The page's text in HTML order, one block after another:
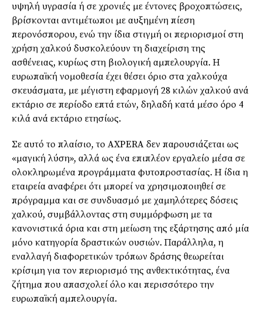
υψηλή υγρασία ή σε χρονιές με έντονες βροχοπτώσεις,
βρίσκονται αντιμέτωποι με αυξημένη πίεση
περονόσπορου, ενώ την ίδια στιγμή οι περιορισμοί στη
χρήση χαλκού δυσκολεύουν τη διαχείριση της
ασθένειας, κυρίως στη βιολογική αμπελουργία. Η
ευρωπαϊκή νομοθεσία έχει θέσει όριο στα χαλκούχα
σκευάσματα, με μέγιστη εφαρμογή 28 κιλών χαλκού ανά
εκτάριο σε περίοδο επτά ετών, δηλαδή κατά μέσο όρο 4
κιλά ανά εκτάριο ετησίως.
Σε αυτό το πλαίσιο, το AXPERA δεν παρουσιάζεται ως
«μαγική λύση», αλλά ως ένα επιπλέον εργαλείο μέσα σε
ολοκληρωμένα προγράμματα φυτοπροστασίας. Η ίδια η
εταιρεία αναφέρει ότι μπορεί να χρησιμοποιηθεί σε
πρόγραμμα και σε συνδυασμό με χαμηλότερες δόσεις
χαλκού, συμβάλλοντας στη συμμόρφωση με τα
κανονιστικά όρια και στη μείωση της εξάρτησης από μία
μόνο κατηγορία δραστικών ουσιών. Παράλληλα, η
εναλλαγή διαφορετικών τρόπων δράσης θεωρείται
κρίσιμη για τον περιορισμό της ανθεκτικότητας, ένα
ζήτημα που απασχολεί όλο και περισσότερο την
ευρωπαϊκή αμπελουργία.